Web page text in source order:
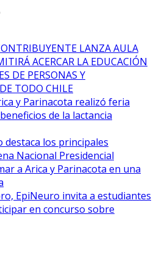
LANZA AULA
ACERCAR LA EDUCACIÓN
DE PERSONAS Y
TODO CHILE
y Parinacota realizó feria
de la lactancia
destaca los principales
Nacional Presidencial
a Arica y Parinacota en una
EpiNeuro invita a estudiantes
en concurso sobre